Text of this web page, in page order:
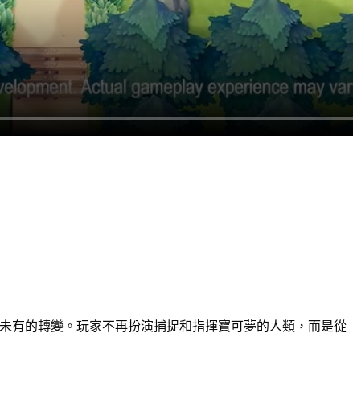
有的轉變。玩家不再扮演捕捉和指揮寶可夢的人類，而是從